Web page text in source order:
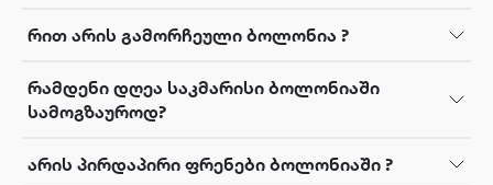
რით არის გამორჩეული ბოლონია ?
რამდენი დღეა საკმარისი ბოლონიაში
სამოგზაუროდ?
არის პირდაპირი ფრენები ბოლონიაში ?